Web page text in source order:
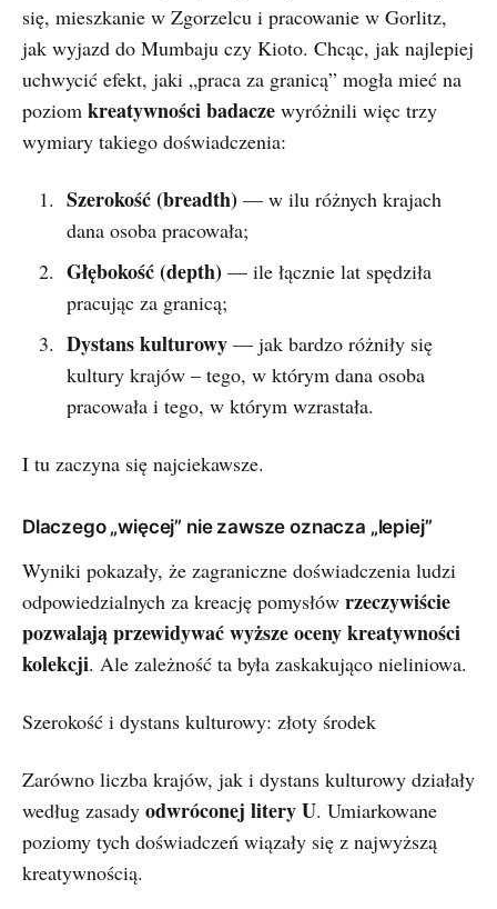
się, mieszkanie w Zgorzelcu i pracowanie w Gorlitz,
jak wyjazd do Mumbaju czy Kioto. Chcąc, jak najlepiej
uchwycić efekt, jaki „praca za granicą” mogła mieć na
poziom kreatywności badacze wyróżnili więc trzy
wymiary takiego doświadczenia:
Szerokość (breadth)— w ilu różnych krajach
dana osoba pracowała;
Głębokość (depth)— ile łącznie lat spędziła
pracując za granicą;
Dystans kulturowy— jak bardzo różniły się
kultury krajów – tego, w którym dana osoba
pracowała i tego, w którym wzrastała.
I tu zaczyna się najciekawsze.
Dlaczego „więcej” nie zawsze oznacza „lepiej”
Wyniki pokazały, że zagraniczne doświadczenia ludzi
odpowiedzialnych za kreację pomysłów rzeczywiście
pozwalają przewidywać wyższe oceny kreatywności
kolekcji. Ale zależność ta była zaskakująco nieliniowa.
Szerokość i dystans kulturowy: złoty środek
Zarówno liczba krajów, jak i dystans kulturowy działały
według zasady odwróconej litery U. Umiarkowane
poziomy tych doświadczeń wiązały się z najwyższą
kreatywnością.